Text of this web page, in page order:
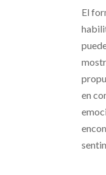
El
en